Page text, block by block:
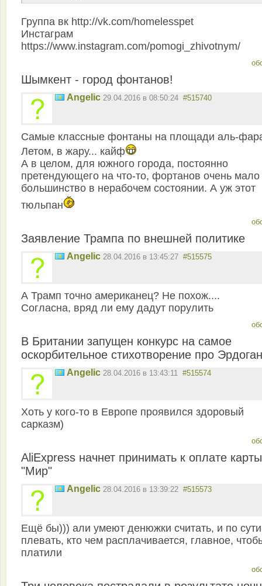
Группа вк http://vk.com/homelesspet
Инстаграм
https://www.instagram.com/pomogi_zhivotnym/
Шымкент - город фонтанов!
Angelic 29.04.2016 в 08:50:24 #515740
Самые классные фонтаны на площади аль-
Летом, в жару... кайф
А в целом, для южного города, постоянно
претендующего на что-то, фортанов очень мало
большинство в нерабочем состоянии. А уж этот
тюльпан
Заявление Трампа по внешней политике
Angelic 28.04.2016 в 13:45:27 #515575
А Трамп точно американец? Не похож....
Согласна, вряд ли ему дадут порулить
В Британии запущен конкурс на самое
оскорбительное стихотворение про
Angelic 28.04.2016 в 13:43:11 #515574
Хоть у кого-то в Европе проявился здоровый
сарказм)
AliExpress начнет принимать к оплате карты
"Мир"
Angelic 28.04.2016 в 13:39:22 #515573
Ещё бы))) али умеют денюжки считать, и по
плевать, кто чем расплачивается, главное,
платили